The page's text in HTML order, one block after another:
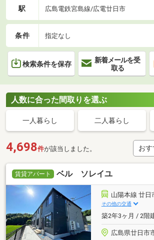
駅 広島電鉄宮島線/広電廿日市
条件 指定なし
検索条件を保存
新着メールを受
取る
人数に合った間取りを選ぶ
一人暮らし 二人暮らし
4,698件が該当しました。
賃貸アパート ベル ソレイユ
山陽本線 廿日
その他の交通
築2年3ヶ月 / 2階
広島県廿日市